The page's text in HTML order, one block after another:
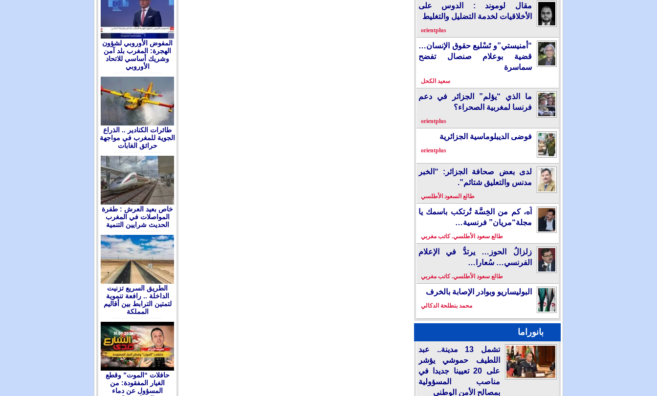
مقال لوموند : الدوس على
الأخلاقيات لخدمة التضليل والتغليط
orientplus
“أمنيستي”و تَسْليع حقوق الإنسان…
قضية بوعلام صنصال تفضح
سماسرة
سعيد الكحل
ما الذي “يؤلم” الجزائر في دعم
فرنسا لمغربية الصحراء؟
orientplus
فوضى الديبلوماسية الجزائرية
orientplus
لدى بعض صحافة الجزائر: “الخبر
مدنس والتعليق شتائم”.
طالع السعود الأطلسي
آه، كم من الخِسَّة تُرتكب باسمك يا
مجلة“مريان” فرنسية…
طالع سعود الأطلسي. كاتب مغربي
زلزالُ الحوز… يرتدُّ في الإعلام
الفرنسي… سُعارا…
طالع سعود الأطلسي. كاتب مغربي
البوليساريو وبوادر الإصابة بالخرف
محمد بنطلحة الدكالي
بانوراما
تشمل 13 مدينة.. عبد
اللطيف حموشي يؤشر
على 20 تعيينا جديدا في
مناصب المسؤولية
بمصالح الأمن الوطني
المفوض الأوروبي لشؤون
الهجرة: المغرب بلد آمن
وشريك أساسي للاتحاد
الأوروبي
طائرات الكنادير .. الذراع
الجوية للمغرب في مواجهة
حرائق الغابات
ﺧﺎﺹ ﺑﻌﻴﺪ ﺍﻟﻌﺮﺵ : ﻃﻔﺮﺓ
ﺍﻟﻤﻮﺍﺻﻼﺕ ﻓﻲ ﺍﻟﻤﻐﺮﺏ
ﺍﻟﺤﺪﻳﺚ ﺷﺮﺍﻳﻴﻦ ﺍﻟﺘﻨﻤﻴﺔ
الطريق السريع تزنيت
الداخلة .. رافعة تنموية
لتمتين الترابط بين أقاليم
المملكة
حافلات “الموت” وقطع
الغيار المفقودة: من
المسؤول عن دماء